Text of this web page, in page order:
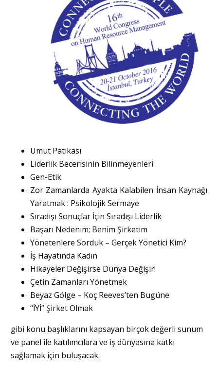
Umut Patikası
Liderlik Becerisinin Bilinmeyenleri
Gen-Etik
Zor Zamanlarda Ayakta Kalabilen İnsan Kaynağı
Yaratmak : Psikolojik Sermaye
Sıradışı Sonuçlar İçin Sıradışı Liderlik
Başarı Nedenim; Benim Şirketim
Yönetenlere Sorduk – Gerçek Yönetici Kim?
İş Hayatında Kadın
Hikayeler Değişirse Dünya Değişir!
Çetin Zamanları Yönetmek
Beyaz Gölge – Koç Reeves’ten Bugüne
“İYİ” Şirket Olmak
gibi konu başlıklarını kapsayan birçok değerli sunum
ve panel ile katılımcılara ve iş dünyasına katkı
sağlamak için buluşacak.